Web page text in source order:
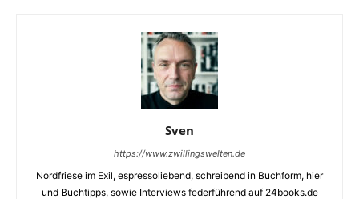
Sven
https://www.zwillingswelten.de
Nordfriese im Exil, espressoliebend, schreibend in Buchform, hier
und Buchtipps, sowie Interviews federführend auf 24books.de